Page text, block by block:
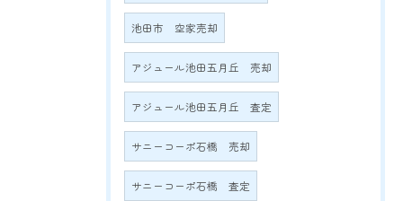
池田市 空家売却
アジュール池田五月丘 売却
アジュール池田五月丘 査定
サニーコーポ石橋 売却
サニーコーポ石橋 査定